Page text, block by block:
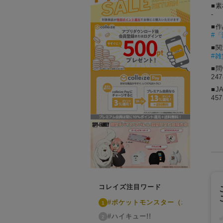
コレイズ注目ワード
1 #ポケットモンスター（ポケモン）
2 #ハイキュー!!
■
-
■
#
■
#雑
■